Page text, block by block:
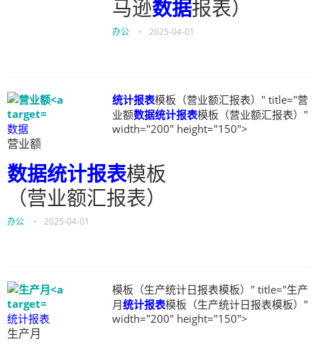
马逊数据报表）
办公 • 2025-04-01
数据
统计报表模板（营业额汇报表）" title="营
业额数据统计报表模板（营业额汇报表）"
width="200" height="150">
营业额
数据统计报表模板
（营业额汇报表）
办公 • 2025-04-01
统计报表
模板（生产统计日报表模板）" title="生产
月统计报表模板（生产统计日报表模板）"
width="200" height="150">
生产月